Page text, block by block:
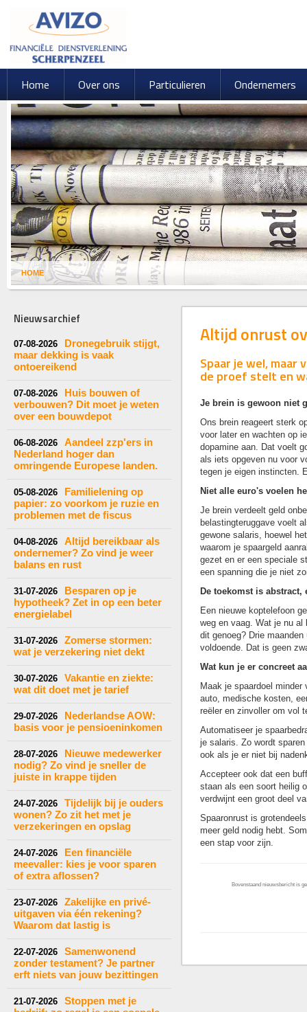
HOME
Home Over ons Particulieren Ondernemers
Nieuwsarchief
07-08-2026
Dronegebruik stijgt,
maar dekking is vaak
ontoereikend
07-08-2026
Huis bouwen of
verbouwen? Dit moet je weten
over een bouwdepot
06-08-2026
Aandeel zzp'ers in
Nederland hoger dan
omringende Europese landen.
05-08-2026
Familielening op
papier: zo voorkom je ruzie en
problemen met de fiscus
04-08-2026
Altijd bereikbaar als
ondernemer? Zo vind je weer
balans en rust
31-07-2026
Besparen op je
hypotheek? Zet in op een beter
energielabel
31-07-2026
Zomerse stormen:
wat je verzekering niet dekt
30-07-2026
Vakantie en ziekte:
wat dit doet met je tarief
29-07-2026
Nederlandse AOW:
basis voor je pensioeninkomen
28-07-2026
Nieuwe medewerker
nodig? Zo vind je sneller de
juiste in krappe tijden
24-07-2026
Tijdelijk bij je ouders
wonen? Zo zit het met je
verzekeringen en opslag
24-07-2026
Een financiële
meevaller: kies je voor sparen
of extra aflossen?
23-07-2026
Zakelijke en privé-
uitgaven via één rekening?
Waarom dat lastig is
22-07-2026
Samenwonend
zonder testament? Je partner
erft niets van jouw bezittingen
21-07-2026
Stoppen met je
Altijd onrust
Spaar je wel,
de proef stelt en
Je brein is gewoon niet
Ons brein reageert sterk
voor later en wachten op
dopamine aan. Dat voelt
als iets opgeven nu voor
tegen je eigen instincten.
Niet alle euro's voelen
Je brein verdeelt geld
belastingteruggave voelt
gewone salaris, hoewel
waarom je spaargeld
gezet en er een speciale
een spanning die je niet
De toekomst is abstract,
Een nieuwe koptelefoon
weg en vaag. Wat je nu
dit genoeg? Drie
voldoende. Dat is geen
Wat kun je er concreet
Maak je spaardoel
auto, medische kosten,
reëler en zinvoller om vol
Automatiseer je
je salaris. Zo wordt
ook als je er niet bij
Accepteer ook dat een
staan als een soort heilig
verdwijnt een groot deel
Spaaronrust is
meer geld nodig hebt.
een stap voor zijn.
Bovenstaand nieuwsbericht is